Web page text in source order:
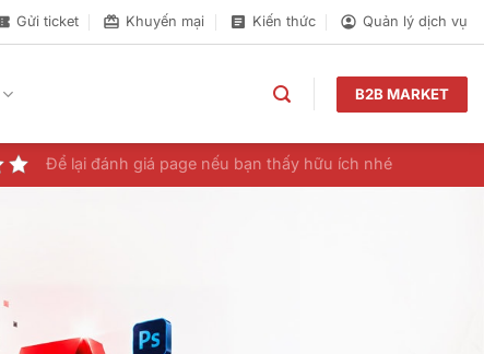
Gửi ticket Khuyến mại Kiến thức Quản lý dịch vụ
B2B MARKET
Để lại đánh giá page nếu bạn thấy hữu ích nhé